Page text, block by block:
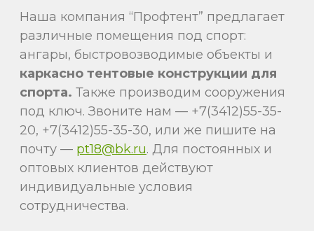
Наша компания “Профтент” предлагает
различные помещения под спорт:
ангары, быстровозводимые объекты и
каркасно тентовые конструкции для
спорта. Также производим сооружения
под ключ. Звоните нам — +7(3412)55-35-
20, +7(3412)55-35-30, или же пишите на
почту — pt18@bk.ru. Для постоянных и
оптовых клиентов действуют
индивидуальные условия
сотрудничества.